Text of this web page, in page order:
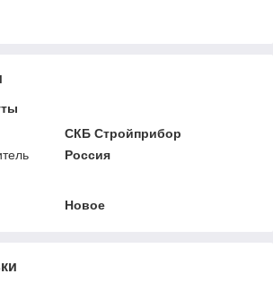
СКБ Стройприбор
Россия
Новое